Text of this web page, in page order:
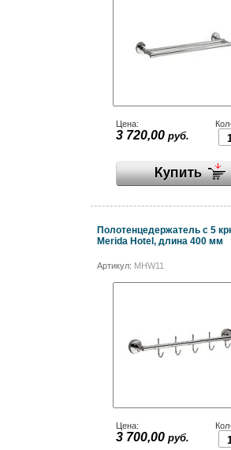
Цена:
3 720,00 руб.
Полотенцедержатель с 5
Merida Hotel, длина 400 мм
Артикул: MHW11
Цена:
3 700,00 руб.